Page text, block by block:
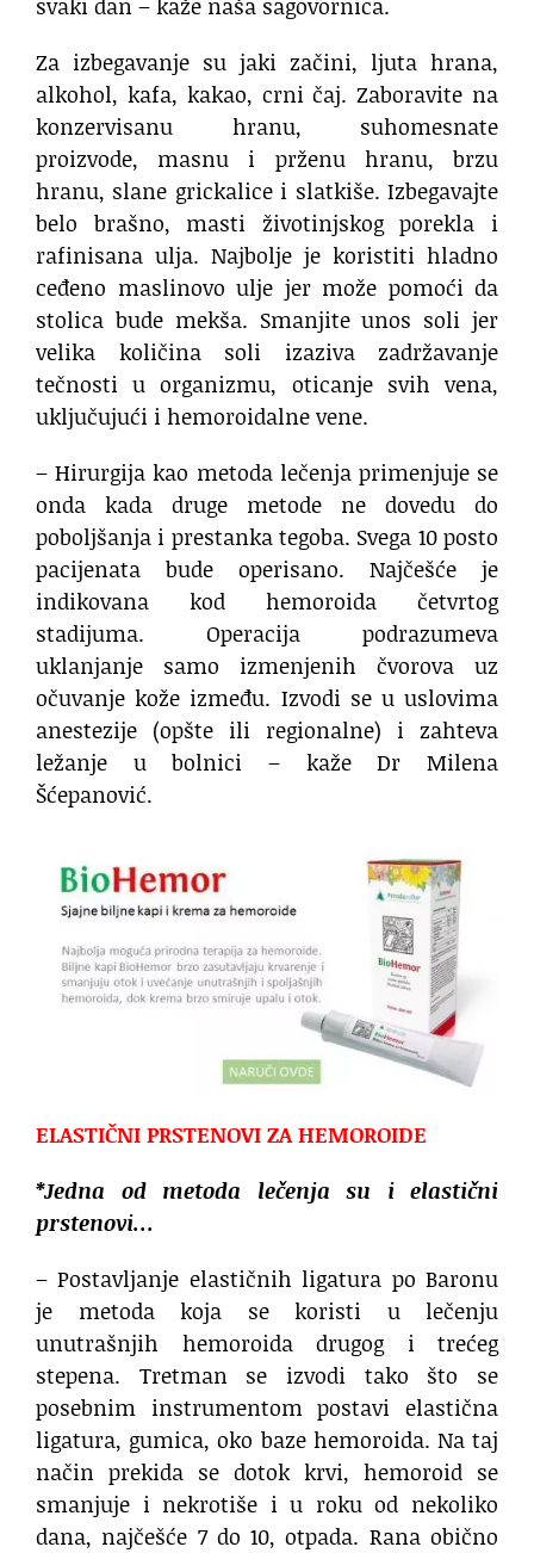
Za izbegavanje su jaki začini, ljuta hrana,
alkohol, kafa, kakao, crni čaj. Zaboravite na
konzervisanu hranu, suhomesnate
proizvode, masnu i prženu hranu, brzu
hranu, slane grickalice i slatkiše. Izbegavajte
belo brašno, masti životinjskog porekla i
rafinisana ulja. Najbolje je koristiti hladno
ceđeno maslinovo ulje jer može pomoći da
stolica bude mekša. Smanjite unos soli jer
velika količina soli izaziva zadržavanje
tečnosti u organizmu, oticanje svih vena,
uključujući i hemoroidalne vene.
– Hirurgija kao metoda lečenja primenjuje se
onda kada druge metode ne dovedu do
poboljšanja i prestanka tegoba. Svega 10 posto
pacijenata bude operisano. Najčešće je
indikovana kod hemoroida četvrtog
stadijuma. Operacija podrazumeva
uklanjanje samo izmenjenih čvorova uz
očuvanje kože između. Izvodi se u uslovima
anestezije (opšte ili regionalne) i zahteva
ležanje u bolnici – kaže Dr Milena
Šćepanović.
ELASTIČNI PRSTENOVI ZA HEMOROIDE
*Jedna od metoda lečenja su i elastični
prstenovi…
– Postavljanje elastičnih ligatura po Baronu
je metoda koja se koristi u lečenju
unutrašnjih hemoroida drugog i trećeg
stepena. Tretman se izvodi tako što se
posebnim instrumentom postavi elastična
ligatura, gumica, oko baze hemoroida. Na taj
način prekida se dotok krvi, hemoroid se
smanjuje i nekrotiše i u roku od nekoliko
dana, najčešće 7 do 10, otpada. Rana obično